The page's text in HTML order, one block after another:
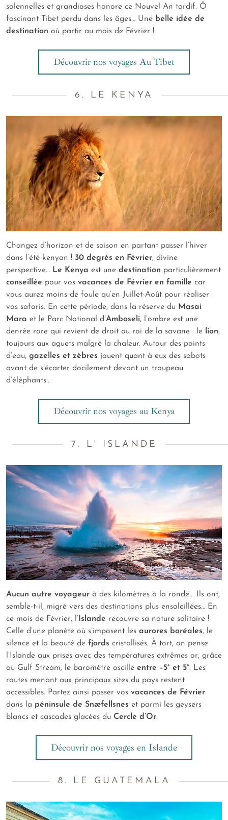
solennelles et grandioses honore ce Nouvel An tardif. Ô
fascinant Tibet perdu dans les âges… Une belle idée de
destination où partir au mois de Février !
Découvrir nos voyages Au Tibet
6. LE KENYA
Changez d’horizon et de saison en partant passer l’hiver
dans l’été kenyan ! 30 degrés en Février, divine
perspective… Le Kenya est une destination particulièrement
conseillée pour vos vacances de Février en famille car
vous aurez moins de foule qu’en Juillet-Août pour réaliser
vos safaris. En cette période, dans la réserve du Masai
Mara et le Parc National d’Amboseli, l’ombre est une
denrée rare qui revient de droit au roi de la savane : le
lion,
toujours aux aguets malgré la chaleur. Autour des points
d’eau, gazelles et zèbres jouent quant à eux des sabots
avant de s’écarter docilement devant un troupeau
d’éléphants...
Découvrir nos voyages au Kenya
7. L' ISLANDE
Aucun autre voyageur à des kilomètres à la ronde... Ils ont,
semble-t-il, migré vers des destinations plus ensoleillées… En
ce mois de Février, l’ Islande recouvre sa nature solitaire !
Celle d’une planète où s’imposent les aurores boréales, le
silence et la beauté de fjords cristallisés. À tort, on pense
l’Islande aux prises avec des températures extrêmes or, grâce
au Gulf Stream, le baromètre oscille entre –5° et 5°. Les
routes menant aux principaux sites du pays restent
accessibles. Partez ainsi passer vos vacances de Février
dans la péninsule de Snæfellsnes et parmi les geysers
blancs et cascades glacées du Cercle d’Or.
Découvrir nos voyages en Islande
8. LE GUATEMALA